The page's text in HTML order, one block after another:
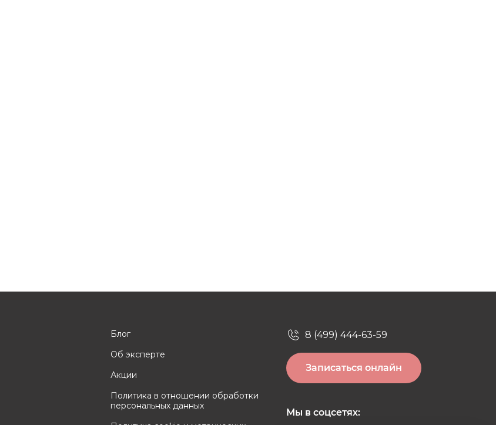
Блог
Об эксперте
Акции
Политика в отношении обработки
персональных данных
8 (499) 444-63-59
Записаться онлайн
Мы в соцсетях: